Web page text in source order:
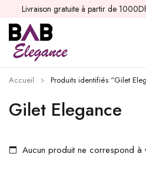
Livraison gratuite à partir de
Gilet Elegance
Accueil Produits identifiés “Gilet
Aucun produit ne correspond à